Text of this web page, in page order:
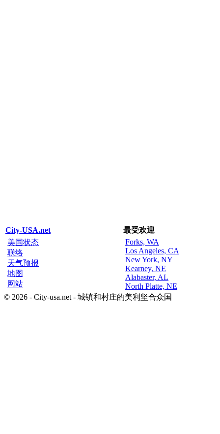
City-USA.net
最受欢迎
美国状态
联络
天气预报
地图
网站
Forks, WA
Los Angeles, CA
New York, NY
Kearney, NE
Alabaster, AL
North Platte, NE
© 2026 - City-usa.net - 城镇和村庄的美利坚合众国